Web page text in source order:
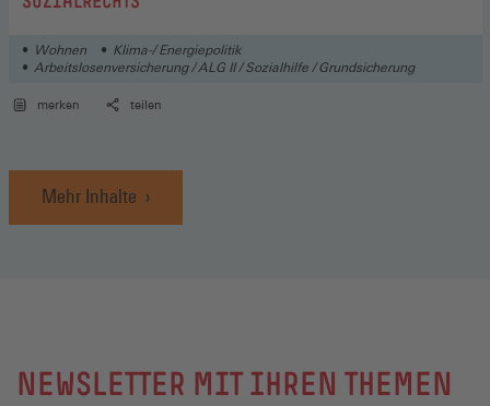
Wohnen
Klima-/ Energiepolitik
Arbeitslosenversicherung / ALG II / Sozialhilfe / Grundsicherung
merken teilen
Mehr Inhalte
NEWSLETTER MIT IHREN THEMEN